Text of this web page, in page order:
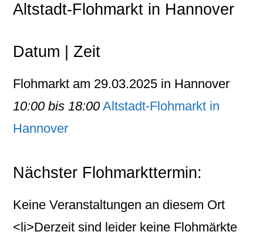
Altstadt-Flohmarkt in Hannover
Datum | Zeit
Flohmarkt am 29.03.2025 in Hannover
10:00 bis 18:00 Altstadt-Flohmarkt in
Hannover
Nächster Flohmarkttermin:
Keine Veranstaltungen an diesem Ort
<li>Derzeit sind leider keine Flohmärkte